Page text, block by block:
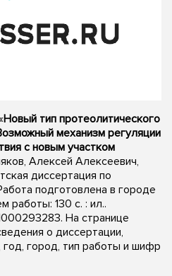
Новый тип протеолитического
механизм регуляции
с новым участком
Алексей Алексеевич,
диссертация по
подготовлена в городе
работы: 130 с. : ил..
На странице
о диссертации,
год, город, тип работы и шифр